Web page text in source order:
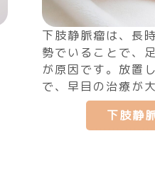
下肢静脈瘤は、長
勢でいることで、
が原因です。放置
で、早目の治療が
下肢静